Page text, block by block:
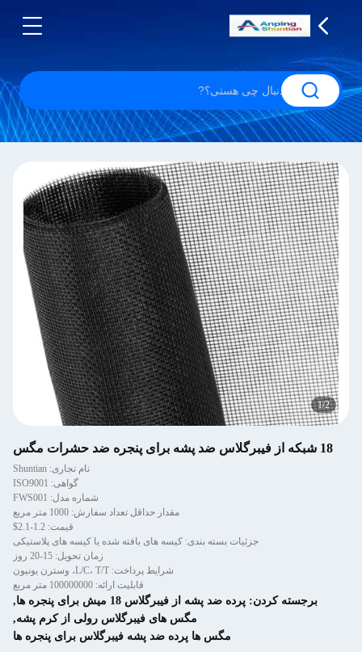
1/2
18 شبكه از فیبرگلاس ضد پشه برای پنجره ضد حشرات مگس
نام تجاری: Shuntian
گواهی: ISO9001
شماره مدل: FWS001
مقدار حداقل تعداد سفارش: 1000 متر مربع
قیمت: 1.2-2.1$
جزئیات بسته بندی: کیسه های بافته شده یا کیسه های پلاستیکی
زمان تحویل: 15-20 روز
شرایط پرداخت: L/C، T/T، وسترن یونیون
قابلیت ارائه: 100000000 متر مربع
برجسته کردن: پرده ضد پشه از فیبرگلاس 18 میش برای پنجره ها
,
مگس های فیبرگلاس رولی از کرم پشه,
مگس ها پرده ضد پشه فیبرگلاس برای پنجره ها